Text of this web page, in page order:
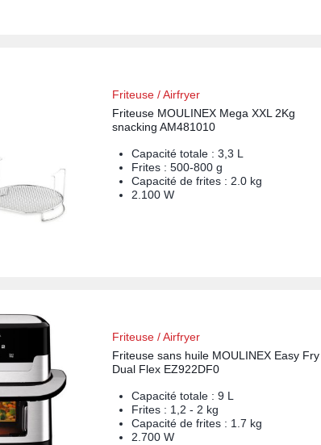
Friteuse / Airfryer
Friteuse MOULINEX Mega XXL 2Kg
snacking AM481010
Capacité totale : 3,3 L
Frites : 500-800 g
Capacité de frites : 2.0 kg
2.100 W
Friteuse / Airfryer
Friteuse sans huile MOULINEX Easy Fry
Dual Flex EZ922DF0
Capacité totale : 9 L
Frites : 1,2 - 2 kg
Capacité de frites : 1.7 kg
2.700 W